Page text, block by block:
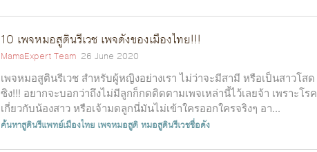
10 เพจหมอสูตินรีเวช เพจดังของเมืองไทย!!!
MamaExpert Team 26 June 2020
เพจหมอสูตินรีเวช สำหรับผู้หญิงอย่างเรา ไม่ว่าจะมีสามี หรือเป็นสาวโสด
ซิง!!! อยากจะบอกว่าถึงไม่มีลูกก็กดติดตามเพจเหล่านี้ไว้เลยจ้า เพราะโรค
เกี่ยวกับน้องสาว หรือเจ้ามดลูกนี่มันไม่เข้าใครออกใครจริงๆ อา...
ค้นหาสูตินรีแพทย์เมืองไทย เพจหมอสูติหมอสูตินรีเวชชื่อดัง